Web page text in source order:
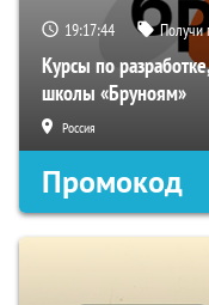
19:17:43 Получи
Курсы по
школы «Бруноям»
Россия
Промокод